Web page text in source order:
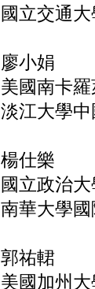
國立交通
廖小娟
美國南卡羅
淡江大學
楊仕樂
國立政治
南華大學
郭祐輑
美國加州大